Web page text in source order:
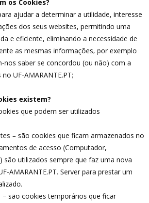
os Cookies?
ajudar a determinar a utilidade, interesse
dos seus websites, permitindo uma
e eficiente, eliminando a necessidade de
as mesmas informações, por exemplo
nos saber se concordou (ou não) com a
UF-AMARANTE.PT;
existem?
que podem ser utilizados
– são cookies que ficam armazenados no
de acesso (Computador,
são utilizados sempre que faz uma nova
AMARANTE.PT. Server para prestar um
– são cookies temporários que ficar